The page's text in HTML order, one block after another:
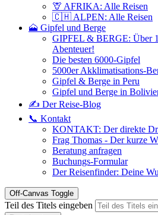
🦒 AFRIKA: Alle Reisen
🇨🇭 ALPEN: Alle Reisen
🗻 Gipfel und Berge
GIPFEL & BERGE: Über
Abenteuer!
Die besten 6000-Gipfel
5000er Akklimatisations-
Gipfel & Berge in Peru
Gipfel und Berge in
✍️ Der Reise-Blog
📞 Kontakt
KONTAKT: Der direkte
Frag Thomas - Der kurze
Beratung anfragen
Buchungs-Formular
Der Reisenfinder: Deine
Off-Canvas Toggle
Teil des Titels eingeben